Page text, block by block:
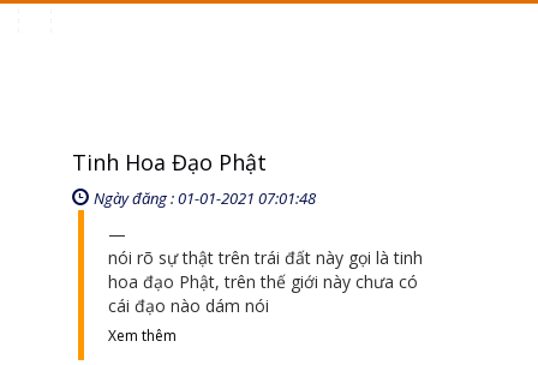
Tinh Hoa Đạo Phật
Ngày đăng : 01-01-2021 07:01:48
nói rõ sự thật trên trái đất này gọi là tinh
hoa đạo Phật, trên thế giới này chưa có
cái đạo nào dám nói
Xem thêm